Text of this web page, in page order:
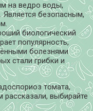
на ведро воды,
безопасным,
биологический
популярность,
болезнями
стали грибки и
томата,
выбирайте